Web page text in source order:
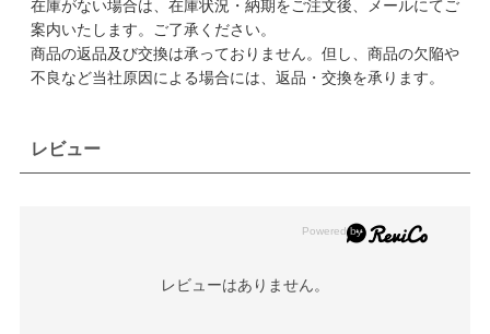
在庫がない場合は、在庫状況・納期をご注文後、メールにてご
案内いたします。ご了承ください。
商品の返品及び交換は承っておりません。但し、商品の欠陥や
不良など当社原因による場合には、返品・交換を承ります。
レビュー
レビューはありません。